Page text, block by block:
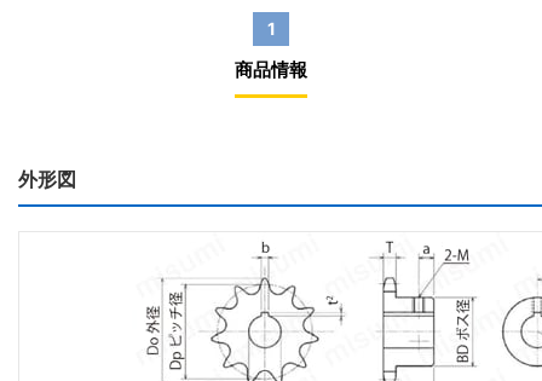
1
商品情報
外形図